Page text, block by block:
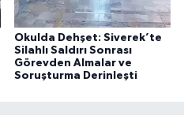
Okulda Dehşet: Siverek’te
Silahlı Saldırı Sonrası
Görevden Almalar ve
Soruşturma Derinleşti